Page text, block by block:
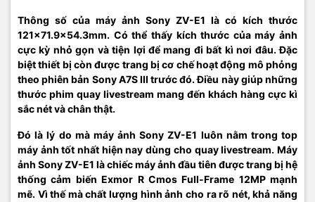
Thông số của máy ảnh Sony ZV-E1 là có kích thước
121x71.9x54.3mm. Có thể thấy kích thước của máy ảnh
cực kỳ nhỏ gọn và tiện lợi để mang đi bất kì nơi đâu. Đặc
biệt thiết bị còn được trang bị cơ chế hoạt động mô phỏng
theo phiên bản Sony A7S III trước đó. Điều này giúp những
thước phim quay livestream mang đến khách hàng cực kì
sắc nét và chân thật.
Đó là lý do mà máy ảnh Sony ZV-E1 luôn nằm trong top
máy ảnh tốt nhất hiện nay dùng cho quay livestream. Máy
ảnh Sony ZV-E1 là chiếc máy ảnh đầu tiên được trang bị hệ
thống cảm biến Exmor R Cmos Full-Frame 12MP mạnh
mẽ. Vì thế mà chất lượng hình ảnh cho ra rõ nét, khả năng